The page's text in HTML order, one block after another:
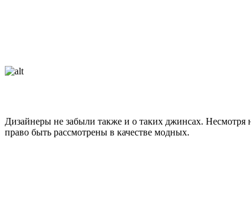
Дизайнеры не забыли также и о таких джинсах.
право быть рассмотрены в качестве модных.